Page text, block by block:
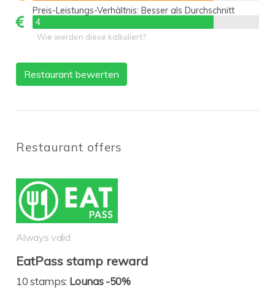
Preis-Leistungs-Verhältnis:Besser als Durchschnitt
4
4
Wie werden diese kalkuliert?
Restaurant bewerten
Restaurant offers
Always valid
EatPass stamp reward
10 stamps: Lounas -50%